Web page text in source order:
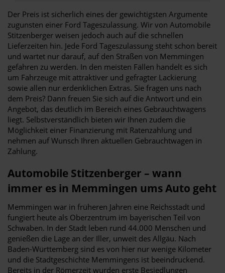
Der Preis ist sicherlich eines der gewichtigsten Argumente
zugunsten einer Ford Tageszulassung. Wir von Automobile
Stitzenberger weisen jedoch auch auf die schnellen
Lieferzeiten hin. Jede Ford Tageszulassung steht schon bereit
und wartet nur darauf, auf den Straßen von Memmingen
gefahren zu werden. In den meisten Fällen handelt es sich
um Fahrzeuge mit attraktiver und gefragter Lackierung
sowie allen nur erdenklichen Extras. Sie fragen uns nach
dem Preis? Dann freuen Sie sich auf die Antwort und ein
Angebot, das deutlich im Bereich eines Gebrauchtwagens
liegt. Selbstverständlich bieten wir Ihnen zudem die
Möglichkeit einer Finanzierung mit Ratenzahlung und
nehmen auf Wunsch Ihren aktuellen Gebrauchtwagen in
Zahlung.
Automobile Stitzenberger – wann
immer es in Memmingen ums Auto geht
Memmingen war in früheren Jahren eine Reichsstadt und
fungiert heute als Oberzentrum im bayerischen Teil von
Schwaben. In der Stadt leben rund 44.000 Menschen und
genießen die Lage an der Iller, unweit des Allgäu. Nach
Baden-Württemberg sind es von hier nur wenige Kilometer
und die Stadtgeschichte Memmingens ist beeindruckend.
Bereits in der Römerzeit wurden erste Besiedlungen